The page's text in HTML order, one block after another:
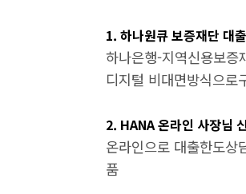
1. 하나원큐 보증재단 대출
하나은행-지역신용보증
디지털 비대면방식으로
2. HANA 온라인 사장님
온라인으로 대출한도상
품